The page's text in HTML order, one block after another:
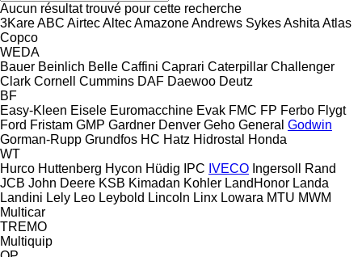
Aucun résultat trouvé pour cette recherche
3KareABC AirtecAltecAmazoneAndrews SykesAshita Atlas
Copco
WEDA
Bauer Beinlich Belle Caffini Caprari Caterpillar Challenger
Clark Cornell Cummins DAF Daewoo Deutz
BF
Easy-Kleen Eisele Euromacchine Evak FMC FP Ferbo Flygt
Ford Fristam GMP Gardner Denver Geho General Godwin
Gorman-Rupp Grundfos HC Hatz Hidrostal
Honda
WT
Hurco Huttenberg Hycon Hüdig IPC IVECO Ingersoll Rand
JCB John Deere KSB Kimadan Kohler LandHonor Landa
Landini Lely Leo Leybold Lincoln Linx Lowara MTU MWM
Multicar
TREMO
Multiquip